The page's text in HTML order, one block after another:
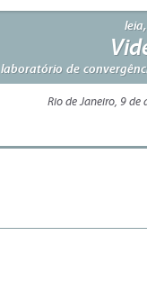
laboratório de
Rio de Janeiro, 9 de